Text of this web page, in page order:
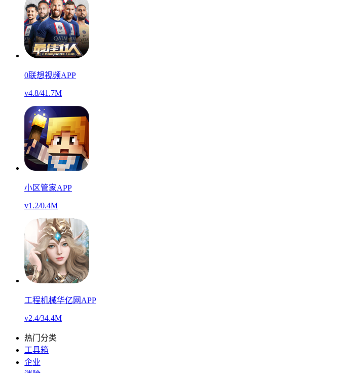
0联想视频APP
v4.8/41.7M
小区管家APP
v1.2/0.4M
工程机械华亿网APP
v2.4/34.4M
热门分类
工具箱
企业